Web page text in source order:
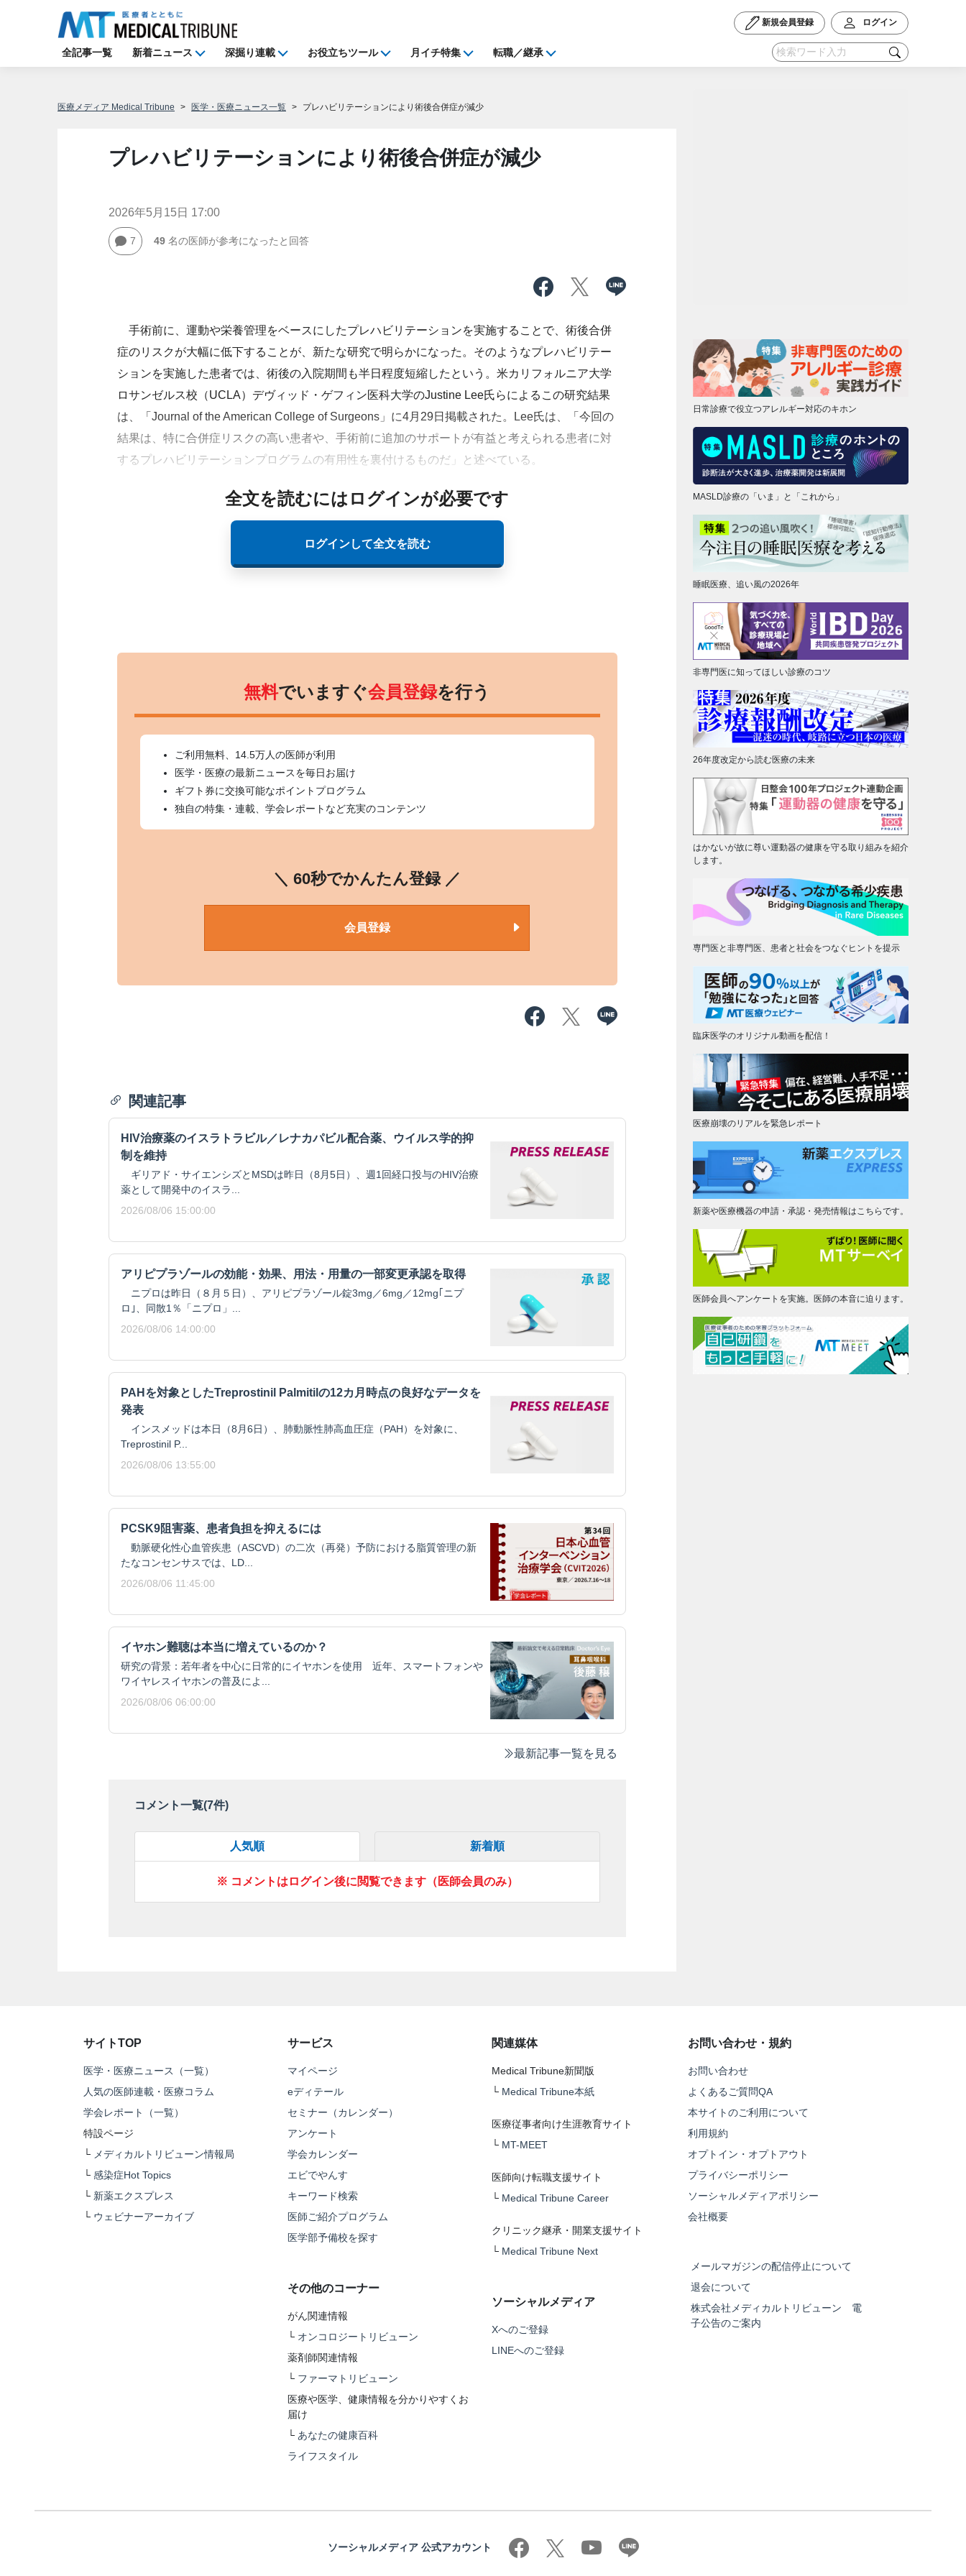
新規会員登録 ログイン
全記事一覧 新着ニュース 深掘り連載 お役立ちツール 月イチ特集 転職／継承
医療メディア Medical Tribune 医学・医療ニュース一覧 プレハビリテーションにより術後合併症が減少
プレハビリテーションにより術後合併症が減少
2026年5月15日 17:00
7 49名の医師が参考になったと回答
手術前に、運動や栄養管理をベースにしたプレハビリテーションを実施することで、術後合併
症のリスクが大幅に低下することが、新たな研究で明らかになった。そのようなプレハビリテー
ションを実施した患者では、術後の入院期間も半日程度短縮したという。米カリフォルニア大学
ロサンゼルス校（UCLA）デヴィッド・ゲフィン医科大学のJustine Lee氏らによるこの研究結果
は、「Journal of the American College of Surgeons」に4月29日掲載された。Lee氏は、「今回の
結果は、特に合併症リスクの高い患者や、手術前に追加のサポートが有益と考えられる患者に対
するプレハビリテーションプログラムの有用性を裏付けるものだ」と述べている。
全文を読むにはログインが必要です
ログインして全文を読む
無料でいますぐ会員登録を行う
ご利用無料、14.5万人の医師が利用
医学・医療の最新ニュースを毎日お届け
ギフト券に交換可能なポイントプログラム
独自の特集・連載、学会レポートなど充実のコンテンツ
＼ 60秒でかんたん登録 ／
会員登録
関連記事
HIV治療薬のイスラトラビル／レナカパビル配合薬、ウイルス学的抑
制を維持
ギリアド・サイエンシズとMSDは昨日（8月5日）、週1回経口投与のHIV治療
薬として開発中のイスラ...
2026/08/06 15:00:00
アリピプラゾールの効能・効果、用法・用量の一部変更承認を取得
ニプロは昨日（８月５日）、アリピプラゾール錠3mg／6mg／12mg｢ニプ
ロ｣、同散1％「ニプロ」...
2026/08/06 14:00:00
PAHを対象としたTreprostinil Palmitilの12カ月時点の良好なデータを
発表
インスメッドは本日（8月6日）、肺動脈性肺高血圧症（PAH）を対象に、
Treprostinil P...
2026/08/06 13:55:00
PCSK9阻害薬、患者負担を抑えるには
動脈硬化性心血管疾患（ASCVD）の二次（再発）予防における脂質管理の新
たなコンセンサスでは、LD...
2026/08/06 11:45:00
イヤホン難聴は本当に増えているのか？
研究の背景：若年者を中心に日常的にイヤホンを使用 近年、スマートフォンや
ワイヤレスイヤホンの普及によ...
2026/08/06 06:00:00
最新記事一覧を見る
コメント一覧(7件)
人気順 新着順
※ コメントはログイン後に閲覧できます（医師会員のみ）
日常診療で役立つアレルギー対応のキホン
MASLD診療の「いま」と「これから」
睡眠医療、追い風の2026年
非専門医に知ってほしい診療のコツ
26年度改定から読む医療の未来
はかないが故に尊い運動器の健康を守る取り組みを紹介
します。
専門医と非専門医、患者と社会をつなぐヒントを提示
臨床医学のオリジナル動画を配信！
医療崩壊のリアルを緊急レポート
新薬や医療機器の申請・承認・発売情報はこちらです。
医師会員へアンケートを実施。医師の本音に迫ります。
サイトTOP
医学・医療ニュース（一覧）
人気の医師連載・医療コラム
学会レポート（一覧）
特設ページ
└ メディカルトリビューン情報局
└ 感染症Hot Topics
└ 新薬エクスプレス
└ ウェビナーアーカイブ
サービス
マイページ
eディテール
セミナー（カレンダー）
アンケート
学会カレンダー
エビでやんす
キーワード検索
医師ご紹介プログラム
医学部予備校を探す
その他のコーナー
がん関連情報
└ オンコロジートリビューン
薬剤師関連情報
└ ファーマトリビューン
医療や医学、健康情報を分かりやすくお
届け
└ あなたの健康百科
ライフスタイル
関連媒体
Medical Tribune新聞版
└ Medical Tribune本紙
医療従事者向け生涯教育サイト
└ MT-MEET
医師向け転職支援サイト
└ Medical Tribune Career
クリニック継承・開業支援サイト
└ Medical Tribune Next
ソーシャルメディア
Xへのご登録
LINEへのご登録
お問い合わせ・規約
お問い合わせ
よくあるご質問QA
本サイトのご利用について
利用規約
オプトイン・オプトアウト
プライバシーポリシー
ソーシャルメディアポリシー
会社概要
メールマガジンの配信停止について
退会について
株式会社メディカルトリビューン 電
子公告のご案内
ソーシャルメディア 公式アカウント